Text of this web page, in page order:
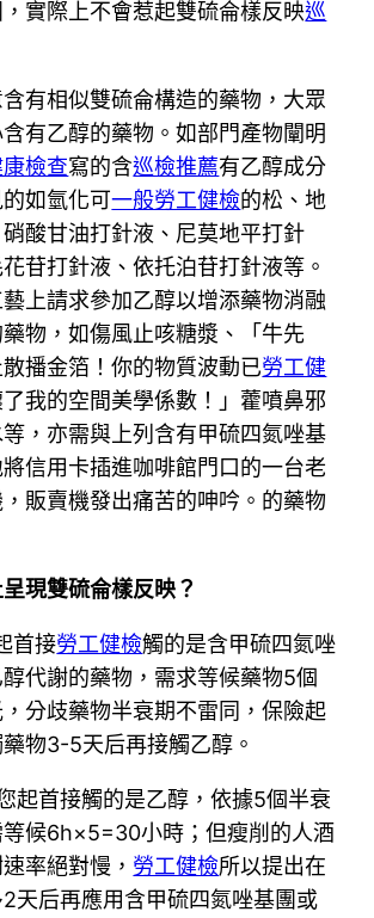
實際上不會惹起雙硫侖樣反映巡
有相似雙硫侖構造的藥物，大眾
有乙醇的藥物。如部門產物闡明
檢查寫的含巡檢推薦有乙醇成分
如氫化可一般勞工健檢的松、地
酸甘油打針液、尼莫地平打針
苷打針液、依托泊苷打針液等。
上請求參加乙醇以增添藥物消融
物，如傷風止咳糖漿、「牛先
播金箔！你的物質波動已勞工健
我的空間美學係數！」藿噴鼻邪
，亦需與上列含有甲硫四氮唑基
信用卡插進咖啡館門口的一台老
販賣機發出痛苦的呻吟。的藥物
現雙硫侖樣反映？
首接勞工健檢觸的是含甲硫四氮唑
代謝的藥物，需求等候藥物5個
分歧藥物半衰期不雷同，保險起
物3-5天后再接觸乙醇。
起首接觸的是乙醇，依據5個半衰
候6h×5=30小時；但瘦削的人酒
率絕對慢， 勞工健檢所以提出在
天后再應用含甲硫四氮唑基團或